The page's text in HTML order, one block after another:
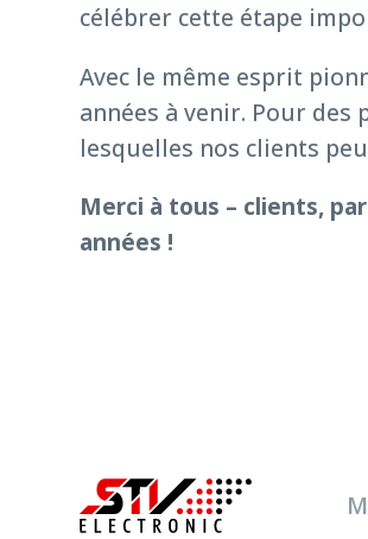
célébrer cette étape
Avec le même esprit
années à venir. Pour
lesquelles nos clients
Merci à tous – clients,
années !